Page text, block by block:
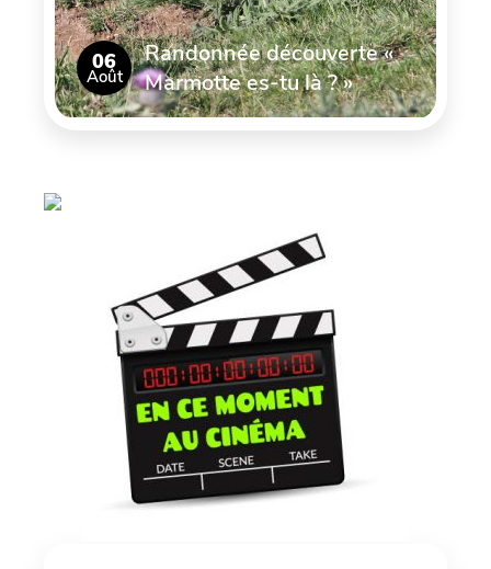
06
Août
Randonnée découverte «
Marmotte es-tu là ? »